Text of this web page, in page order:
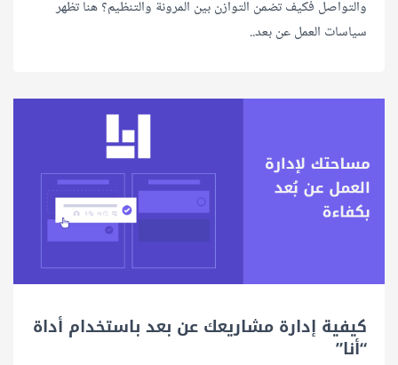
والتواصل فكيف تضمن التوازن بين المرونة والتنظيم؟ هنا تظهر
سياسات العمل عن بعد..
كيفية إدارة مشاريعك عن بعد باستخدام أداة
“أنا”